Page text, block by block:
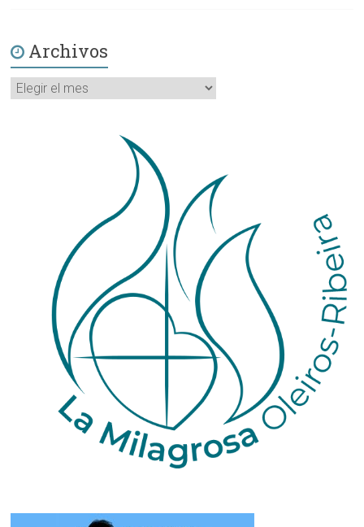
Archivos
Archivos